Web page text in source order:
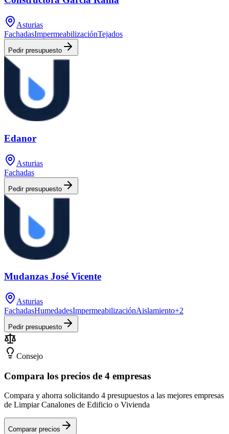
Asturias
FachadasImpermeabilizaciónTejados
Pedir presupuesto
Edanor
Asturias
Fachadas
Pedir presupuesto
Mudanzas José Vicente
Asturias
FachadasHumedadesImpermeabilizaciónAislamiento+2
Pedir presupuesto
Consejo
Compara los precios de 4 empresas
Compara y ahorra solicitando 4 presupuestos a las mejores empresas
de Limpiar Canalones de Edificio o Vivienda
Comparar precios